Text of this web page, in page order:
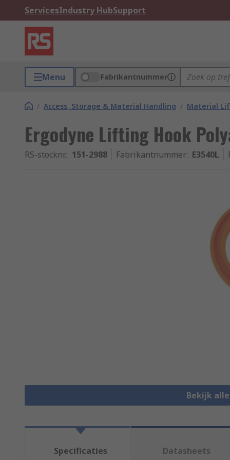
ServicesIndustry HubSupport
Menu Fabrikantnummer
/ Access, Storage & Material Handling / Material
Ergodyne Lifting Hook
RS-stocknr.: 151-2988 Fabrikantnummer: E3540L
Bekijk
Specificaties Datasheets